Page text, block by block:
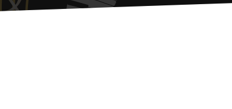
Galerie Vidéos